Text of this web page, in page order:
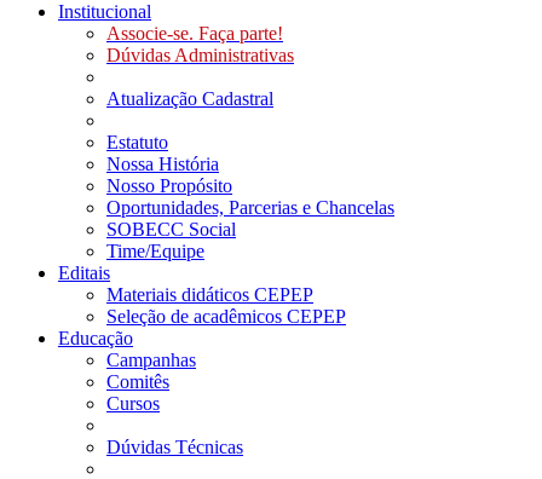
Institucional
Associe-se. Faça parte!
Dúvidas Administrativas
Atualização Cadastral
Estatuto
Nossa História
Nosso Propósito
Oportunidades, Parcerias e Chancelas
SOBECC Social
Time/Equipe
Editais
Materiais didáticos CEPEP
Seleção de acadêmicos CEPEP
Educação
Campanhas
Comitês
Cursos
Dúvidas Técnicas